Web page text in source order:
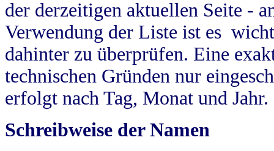
der derzeitigen aktuellen Seite -
Verwendung der Liste ist es
dahinter zu überprüfen. Eine
technischen Gründen nur
erfolgt nach Tag, Monat und Jahr.
Schreibweise der Namen